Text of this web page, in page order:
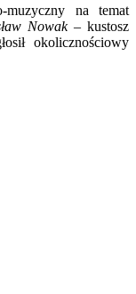
muzyczny na temat
Nowak– kustosz
okolicznościowy